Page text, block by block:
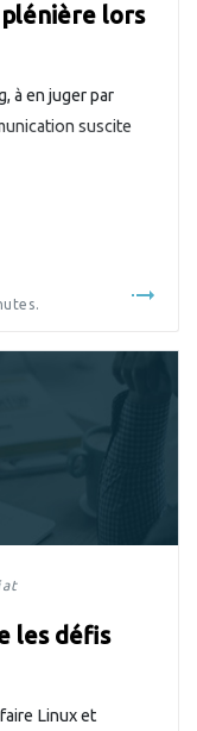
plénière lors
à en juger par
suscite
les défis
Linux et